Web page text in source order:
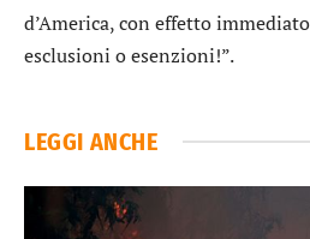
d’America, con effetto
esclusioni o esenzioni!”.
LEGGI ANCHE